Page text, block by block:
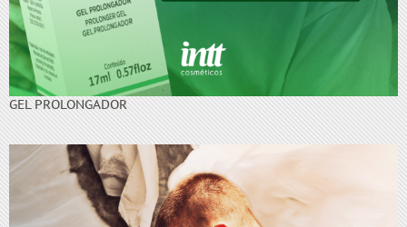
GEL PROLONGADOR